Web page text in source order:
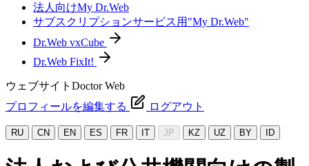
法人向けMy Dr.Web
サブスクリプションサービス用"My Dr.Web"
Dr.Web vxCube
Dr.Web FixIt!
ウェブサイトDoctor Web
プロフィールを編集する
ログアウト
RU CN EN ES FR IT JP KZ UZ BY ID